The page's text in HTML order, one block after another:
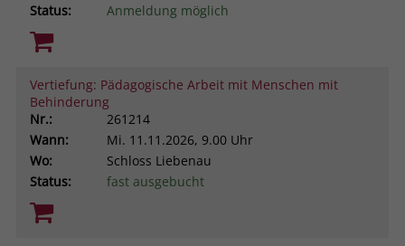
Status:
Anmeldung möglich
Vertiefung: Pädagogische Arbeit mit Menschen mit
Behinderung
Nr.:
261214
Wann:
Mi. 11.11.2026, 9.00 Uhr
Wo:
Schloss Liebenau
Status:
fast ausgebucht